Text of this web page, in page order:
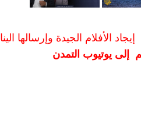
الأفلام الجيدة وإرسالها الينا
إلى يوتيوب التمدن